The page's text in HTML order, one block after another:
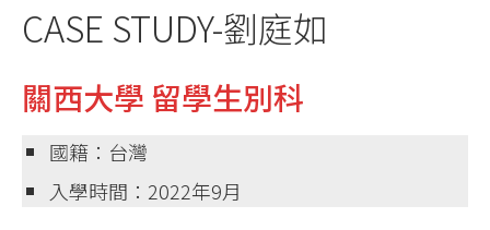
CASE STUDY-劉庭如
關西大學 留學生別科
國籍：台灣
入學時間：2022年9月